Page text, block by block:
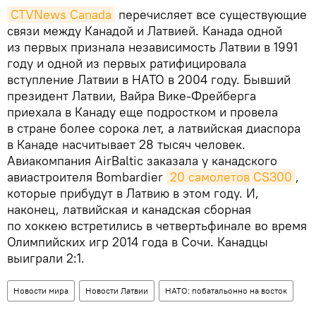
CTVNews Canada перечисляет все существующие
связи между Канадой и Латвией. Канада одной
из первых признала независимость Латвии в 1991
году и одной из первых ратифицировала
вступление Латвии в НАТО в 2004 году. Бывший
президент Латвии, Вайра Вике-Фрейберга
приехала в Канаду еще подростком и провела
в стране более сорока лет, а латвийская диаспора
в Канаде насчитывает 28 тысяч человек.
Авиакомпания AirBaltic заказала у канадского
авиастроителя Bombardier 20 самолетов CS300 ,
которые прибудут в Латвию в этом году. И,
наконец, латвийская и канадская сборная
по хоккею встретились в четвертьфинале во время
Олимпийских игр 2014 года в Сочи. Канадцы
выиграли 2:1.
Новости мира Новости Латвии НАТО: побатальонно на восток